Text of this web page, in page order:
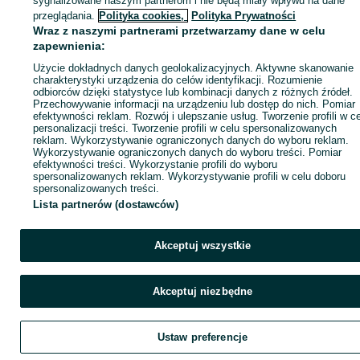
427563345
Zadzwoń / SMS
przeglądania. Polityka cookies, Polityka Prywatności
Wraz z naszymi partnerami przetwarzamy dane w celu
zapewnienia:
Użycie dokładnych danych geolokalizacyjnych. Aktywne skanowanie
charakterystyki urządzenia do celów identyfikacji. Rozumienie
odbiorców dzięki statystyce lub kombinacji danych z różnych źródeł.
Przechowywanie informacji na urządzeniu lub dostęp do nich. Pomiar
efektywności reklam. Rozwój i ulepszanie usług. Tworzenie profili w
personalizacji treści. Tworzenie profili w celu spersonalizowanych
reklam. Wykorzystywanie ograniczonych danych do wyboru reklam.
Wykorzystywanie ograniczonych danych do wyboru treści. Pomiar
efektywności treści. Wykorzystanie profili do wyboru
spersonalizowanych reklam. Wykorzystywanie profili w celu doboru
spersonalizowanych treści.
Lista partnerów (dostawców)
Akceptuj wszystkie
Akceptuj niezbędne
Ustaw preferencje